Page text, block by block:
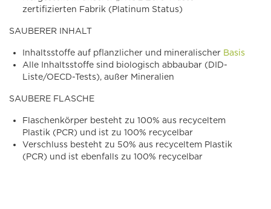
zertifizierten Fabrik (Platinum Status)
SAUBERER INHALT
Inhaltsstoffe auf pflanzlicher und mineralischer Basis
Alle Inhaltsstoffe sind biologisch abbaubar (DID-
Liste/OECD-Tests), außer Mineralien
SAUBERE FLASCHE
Flaschenkörper besteht zu 100% aus recyceltem
Plastik (PCR) und ist zu 100% recycelbar
Verschluss besteht zu 50% aus recyceltem Plastik
(PCR) und ist ebenfalls zu 100% recycelbar